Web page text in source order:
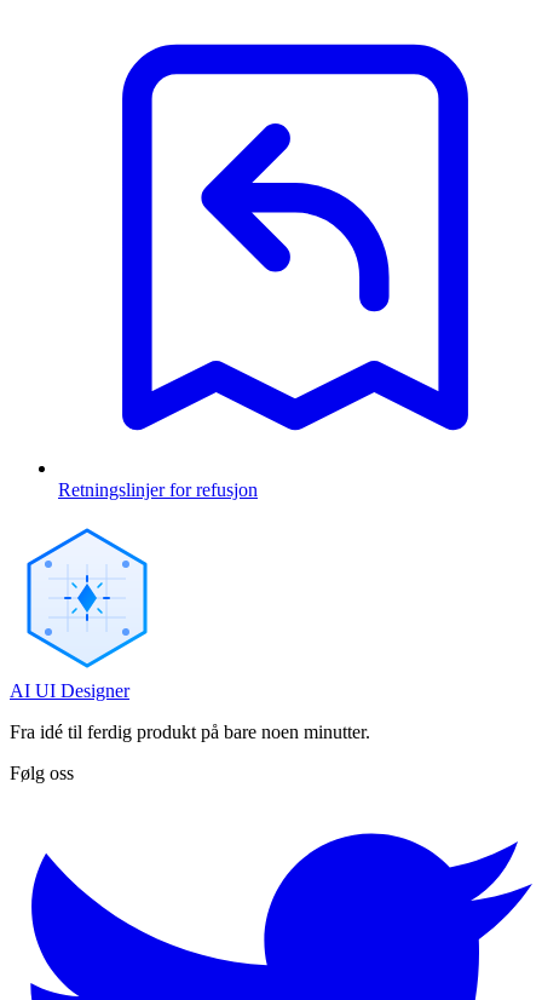
Retningslinjer for refusjon
AI UI Designer
Fra idé til ferdig produkt på bare noen minutter.
Følg oss